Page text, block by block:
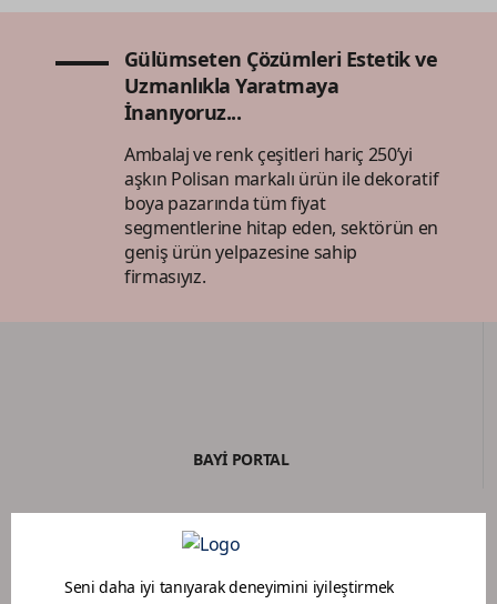
Gülümseten Çözümleri Estetik ve
Uzmanlıkla Yaratmaya
İnanıyoruz...
Ambalaj ve renk çeşitleri hariç 250’yi
aşkın Polisan markalı ürün ile dekoratif
boya pazarında tüm fiyat
segmentlerine hitap eden, sektörün en
geniş ürün yelpazesine sahip
firmasıyız.
BAYİ PORTAL